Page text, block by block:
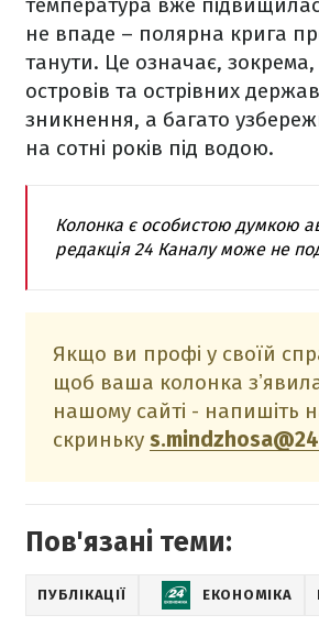
не впаде – полярна крига
танути. Це означає,
островів та острівних
зникнення, а багато
на сотні років під водою.
Колонка є особистою думкою
редакція 24 Каналу може не
Якщо ви профі у своїй
щоб ваша колонка
нашому сайті - напишіть
скриньку
Пов'язані теми:
ПУБЛІКАЦІЇ ЕКОНОМІКА